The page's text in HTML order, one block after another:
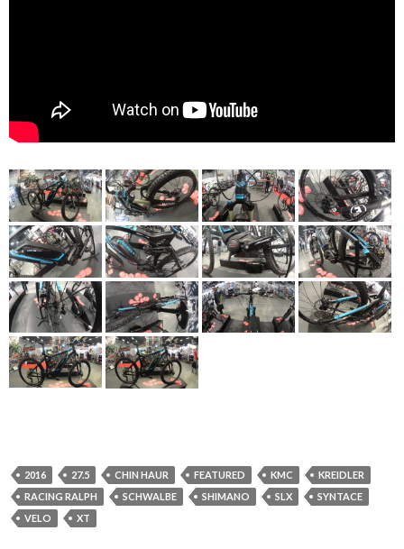
2016 27.5 CHIN HAUR FEATURED KMC
KREIDLER
RACING RALPH
SCHWALBE SHIMANO SLX
SYNTACE
VELO
XT